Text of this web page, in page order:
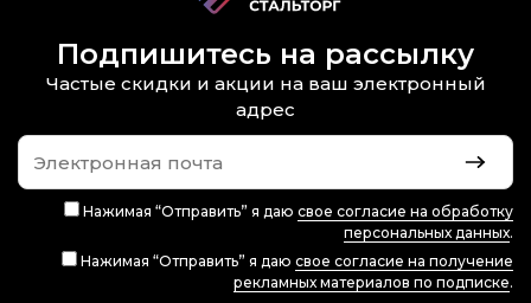
Подпишитесь на рассылку
Частые скидки и акции на ваш электронный
адрес
Нажимая “Отправить” я даю свое согласие на обработку
персональных данных.
Нажимая “Отправить” я даю свое согласие на получение
рекламных материалов по подписке.